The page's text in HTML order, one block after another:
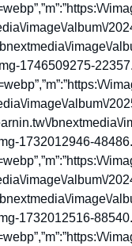
\/
image\/album\/
bnextmedia\/image\/
1746509275-
\/
image\/album\/
1732012946-
\/
image\/album\/
bnextmedia\/image\/
1732012516-
\/